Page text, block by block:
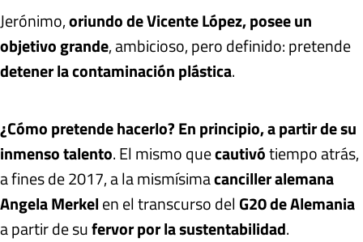
Jerónimo,oriundo de Vicente López, posee un
objetivo grande, ambicioso, pero definido: pretende
detener la contaminación plástica.
¿Cómo pretende hacerlo? En principio, a partir de su
inmenso talento. El mismo quecautivótiempo atrás,
a fines de 2017, a la mismísimacanciller alemana
Angela Merkelen el transcurso del G20 de Alemania
a partir de sufervor por la sustentabilidad.